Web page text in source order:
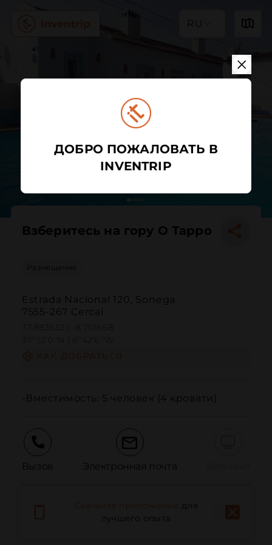
RU
Взберитесь на гору О Тарро
Размещение
Estrada Nacional 120, Sonega
7555-267 Cercal
-Вместимость: 5 человек (4 кровати)
Вызов Электронная почта
Сообщить о проблеме
для
лучшего опыта
ДОБРО ПОЖАЛОВАТЬ В
INVENTRIP